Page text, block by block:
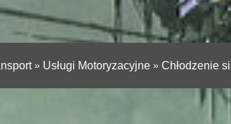
» Usługi Motoryzacyjne» Chłodzenie